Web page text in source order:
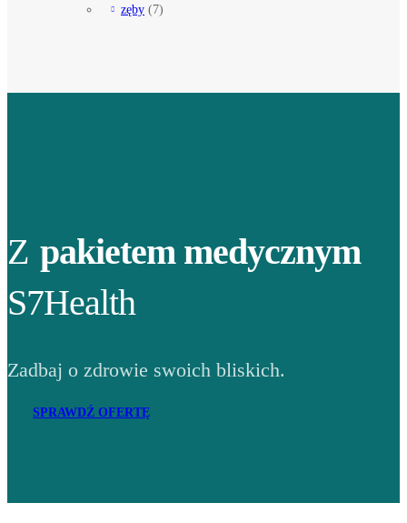
zęby (7)
Z pakietem medycznym
S7Health
Zadbaj o zdrowie swoich bliskich.
SPRAWDŹ OFERTĘ